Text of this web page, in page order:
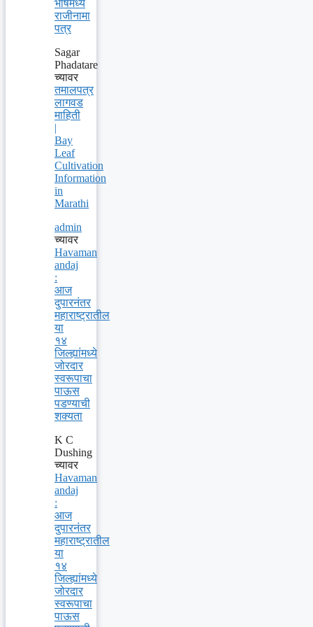
भाषेमध्ये
राजीनामा
पत्र
Sagar
Phadatare
च्यावर
तमालपत्र
लागवड
माहिती
|
Bay
Leaf
Cultivation
Information
in
Marathi
admin
च्यावर
Havaman
andaj
:
आज
दुपारनंतर
महाराष्ट्रातील
या
१४
जिल्ह्यांमध्ये
जोरदार
स्वरूपाचा
पाऊस
पडण्याची
शक्यता
K C
Dushing
च्यावर
Havaman
andaj
:
आज
दुपारनंतर
महाराष्ट्रातील
या
१४
जिल्ह्यांमध्ये
जोरदार
स्वरूपाचा
पाऊस